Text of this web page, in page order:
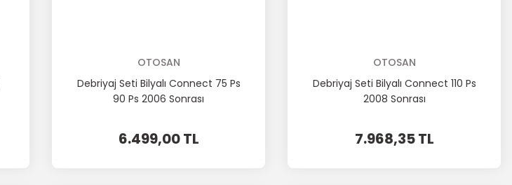
OTOSAN
Debriyaj Seti Bilyalı Connect 75 Ps
90 Ps 2006 Sonrası
6.499,00 TL
OTOSAN
Debriyaj Seti Bilyalı Connect 110 Ps
2008 Sonrası
7.968,35 TL